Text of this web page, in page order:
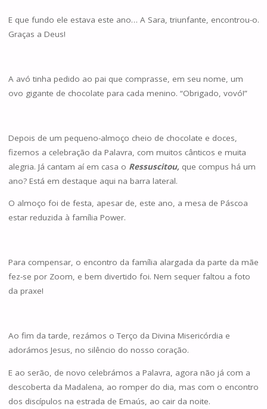
E que fundo ele estava este ano… A Sara, triunfante, encontrou-o.
Graças a Deus!
A avó tinha pedido ao pai que comprasse, em seu nome, um
ovo gigante de chocolate para cada menino. “Obrigado, vovó!”
Depois de um pequeno-almoço cheio de chocolate e doces,
fizemos a celebração da Palavra, com muitos cânticos e muita
alegria. Já cantam aí em casa o Ressuscitou,que compus há um
ano? Está em destaque aqui na barra lateral.
O almoço foi de festa, apesar de, este ano, a mesa de Páscoa
estar reduzida à família Power.
Para compensar, o encontro da família alargada da parte da mãe
fez-se por Zoom, e bem divertido foi. Nem sequer faltou a foto
da praxe!
Ao fim da tarde, rezámos o Terço da Divina Misericórdia e
adorámos Jesus, no silêncio do nosso coração.
E ao serão, de novo celebrámos a Palavra, agora não já com a
descoberta da Madalena, ao romper do dia, mas com o encontro
dos discípulos na estrada de Emaús, ao cair da noite.